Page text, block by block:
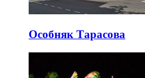
Особняк Тарасова